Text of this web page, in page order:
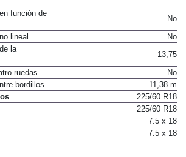
función de
No
lineal
No
la
13,75
ruedas
No
bordillos
11,38 m
225/60 R18
225/60 R18
7.5 x 18
7.5 x 18